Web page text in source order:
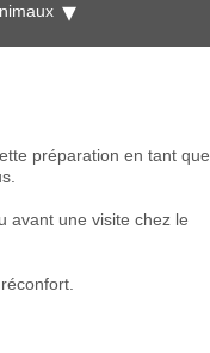
préparation en tant que
avant une visite chez le